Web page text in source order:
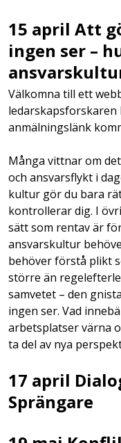
15 april Att
ingen ser –
Välkomna till ett
ledarskapsforskaren
anmälningslänk
Många vittnar om
och ansvarsflykt i
kultur gör du bara
kontrollerar dig. I
sätt som rentav är
ansvarskultur
behöver förstå plikt
större än
samvetet – den
ingen ser. Vad
arbetsplatser värna
ta del av nya
17 april
Sprängare